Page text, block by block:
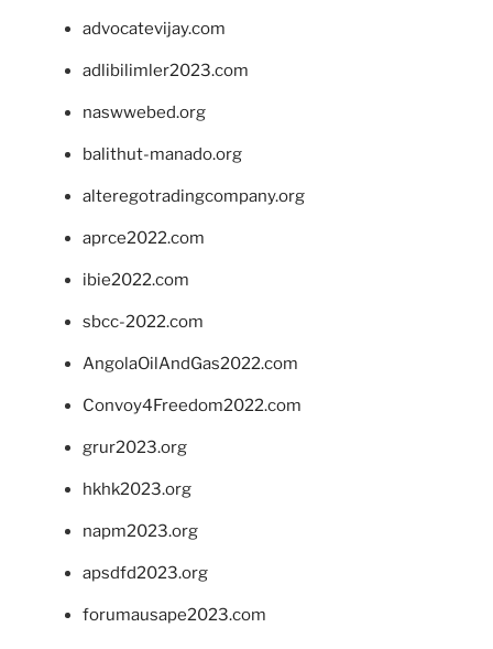
advocatevijay.com
adlibilimler2023.com
naswwebed.org
balithut-manado.org
alteregotradingcompany.org
aprce2022.com
ibie2022.com
sbcc-2022.com
AngolaOilAndGas2022.com
Convoy4Freedom2022.com
grur2023.org
hkhk2023.org
napm2023.org
apsdfd2023.org
forumausape2023.com